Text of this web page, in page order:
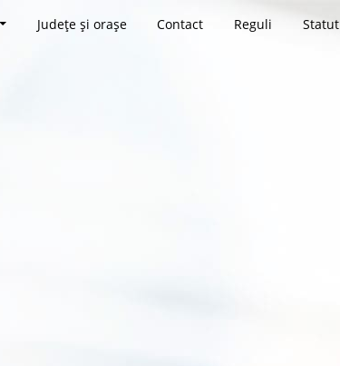
Județe și orașe Contact Reguli Statut